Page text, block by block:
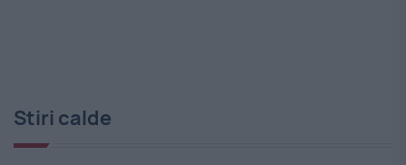
Stiri calde